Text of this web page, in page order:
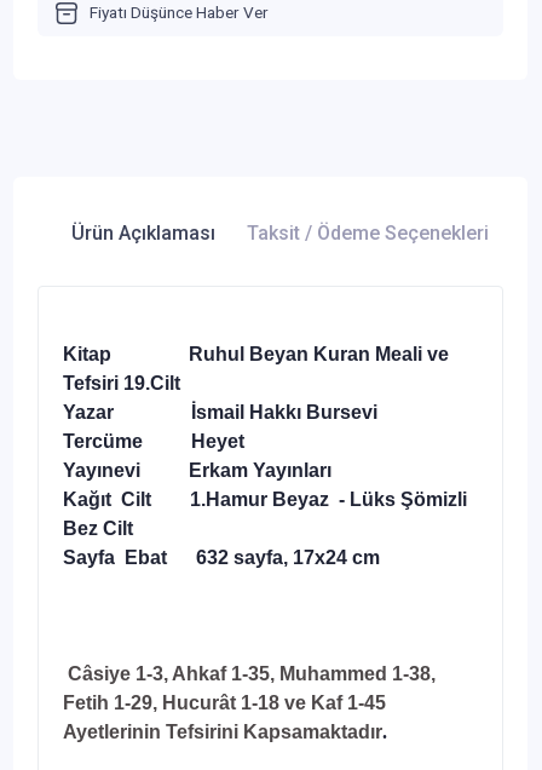
Fiyatı Düşünce Haber Ver
Ürün Açıklaması Taksit / Ödeme Seçenekleri
Kitap Ruhul Beyan Kuran Meali ve
Tefsiri 19.Cilt
Yazar İsmail Hakkı Bursevi
Tercüme Heyet
Yayınevi Erkam Yayınları
Kağıt Cilt 1.Hamur Beyaz - Lüks Şömizli
Bez Cilt
Sayfa Ebat 632 sayfa, 17x24 cm
Câsiye 1-3, Ahkaf 1-35, Muhammed 1-38,
Fetih 1-29, Hucurât 1-18 ve Kaf 1-45
Ayetlerinin Tefsirini Kapsamaktadır.